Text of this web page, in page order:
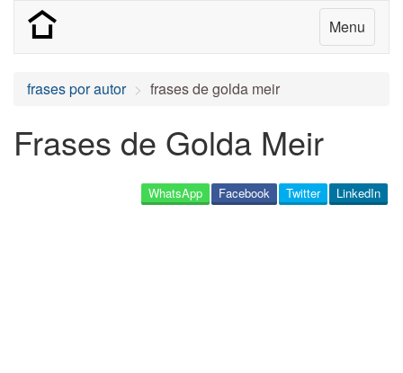
Menu
frases por autor frases de golda meir
Frases de Golda Meir
LinkedIn
Twitter
Facebook
WhatsApp